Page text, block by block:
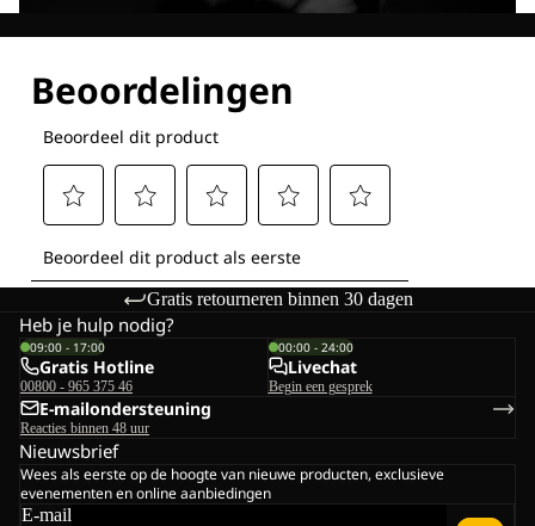
Gratis retourneren binnen 30 dagen
Heb je hulp nodig?
09:00 - 17:00
Gratis Hotline
00800 - 965 375 46
00:00 - 24:00
Livechat
Begin een gesprek
E-mailondersteuning
Reacties binnen 48 uur
Nieuwsbrief
Wees als eerste op de hoogte van nieuwe producten, exclusieve
evenementen en online aanbiedingen
E-mail